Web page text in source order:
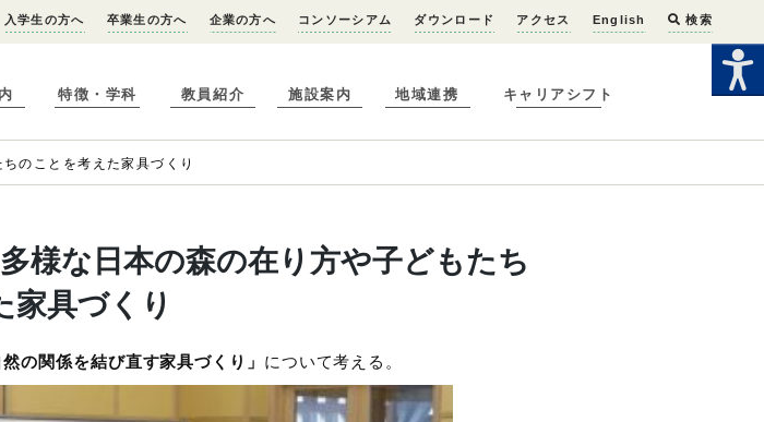
入学生の方へ 卒業生の方へ 企業の方へ コンソーシアム ダウンロード アクセス English 検索
特徴・学科 教員紹介 施設案内 地域連携 キャリアシフト
のことを考えた家具づくり
様な日本の森の在り方や子どもたち
家具づくり
然の関係を結び直す家具づくり」 について考える。